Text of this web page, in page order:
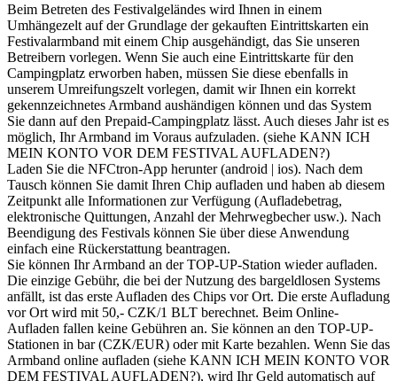
Beim Betreten des Festivalgeländes wird Ihnen in einem
Umhängezelt auf der Grundlage der gekauften Eintrittskarten ein
Festivalarmband mit einem Chip ausgehändigt, das Sie unseren
Betreibern vorlegen. Wenn Sie auch eine Eintrittskarte für den
Campingplatz erworben haben, müssen Sie diese ebenfalls in
unserem Umreifungszelt vorlegen, damit wir Ihnen ein korrekt
gekennzeichnetes Armband aushändigen können und das System
Sie dann auf den Prepaid-Campingplatz lässt. Auch dieses Jahr ist es
möglich, Ihr Armband im Voraus aufzuladen. (siehe KANN ICH
MEIN KONTO VOR DEM FESTIVAL AUFLADEN?)
Laden Sie die NFCtron-App herunter (android | ios). Nach dem
Tausch können Sie damit Ihren Chip aufladen und haben ab diesem
Zeitpunkt alle Informationen zur Verfügung (Aufladebetrag,
elektronische Quittungen, Anzahl der Mehrwegbecher usw.). Nach
Beendigung des Festivals können Sie über diese Anwendung
einfach eine Rückerstattung beantragen.
Sie können Ihr Armband an der TOP-UP-Station wieder aufladen.
Die einzige Gebühr, die bei der Nutzung des bargeldlosen Systems
anfällt, ist das erste Aufladen des Chips vor Ort. Die erste Aufladung
vor Ort wird mit 50,- CZK/1 BLT berechnet. Beim Online-
Aufladen fallen keine Gebühren an. Sie können an den TOP-UP-
Stationen in bar (CZK/EUR) oder mit Karte bezahlen. Wenn Sie das
Armband online aufladen (siehe KANN ICH MEIN KONTO VOR
DEM FESTIVAL AUFLADEN?), wird Ihr Geld automatisch auf